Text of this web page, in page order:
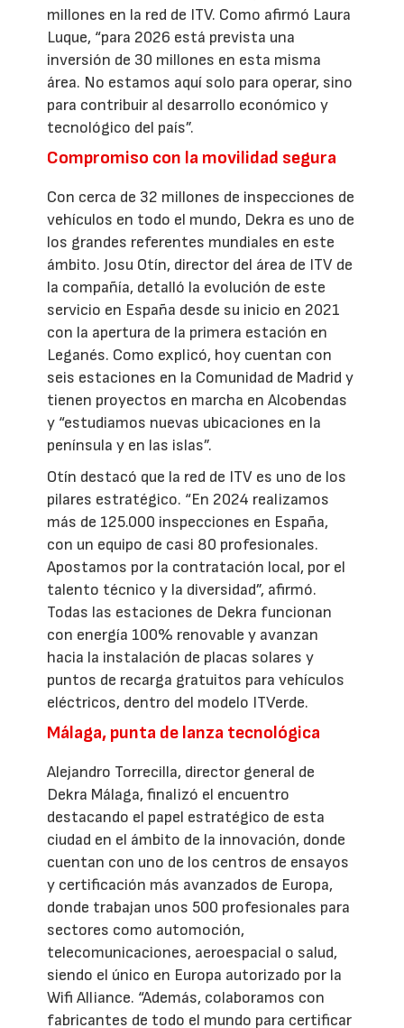
millones en la red de ITV. Como afirmó Laura
Luque, “para 2026 está prevista una
inversión de 30 millones en esta misma
área. No estamos aquí solo para operar, sino
para contribuir al desarrollo económico y
tecnológico del país”.
Compromiso con la movilidad segura
Con cerca de 32 millones de inspecciones de
vehículos en todo el mundo, Dekra es uno de
los grandes referentes mundiales en este
ámbito. Josu Otín, director del área de ITV de
la compañía, detalló la evolución de este
servicio en España desde su inicio en 2021
con la apertura de la primera estación en
Leganés. Como explicó, hoy cuentan con
seis estaciones en la Comunidad de Madrid y
tienen proyectos en marcha en Alcobendas
y “estudiamos nuevas ubicaciones en la
península y en las islas”.
Otín destacó que la red de ITV es uno de los
pilares estratégico. “En 2024 realizamos
más de 125.000 inspecciones en España,
con un equipo de casi 80 profesionales.
Apostamos por la contratación local, por el
talento técnico y la diversidad”, afirmó.
Todas las estaciones de Dekra funcionan
con energía 100% renovable y avanzan
hacia la instalación de placas solares y
puntos de recarga gratuitos para vehículos
eléctricos, dentro del modelo ITVerde.
Málaga, punta de lanza tecnológica
Alejandro Torrecilla, director general de
Dekra Málaga, finalizó el encuentro
destacando el papel estratégico de esta
ciudad en el ámbito de la innovación, donde
cuentan con uno de los centros de ensayos
y certificación más avanzados de Europa,
donde trabajan unos 500 profesionales para
sectores como automoción,
telecomunicaciones, aeroespacial o salud,
siendo el único en Europa autorizado por la
Wifi Alliance. “Además, colaboramos con
fabricantes de todo el mundo para certificar